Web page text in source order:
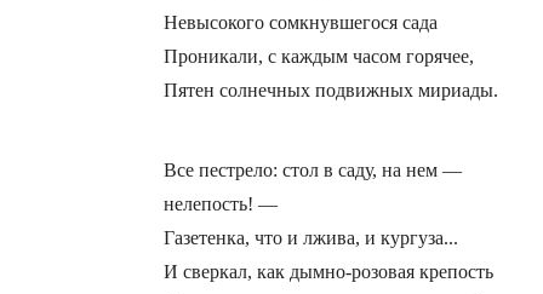
Невысокого сомкнувшегося сада
Проникали, с каждым часом горячее,
Пятен солнечных подвижных мириады.
Все пестрело: стол в саду, на нем —
нелепость! —
Газетенка, что и лжива, и кургуза...
И сверкал, как дымно-розовая крепость